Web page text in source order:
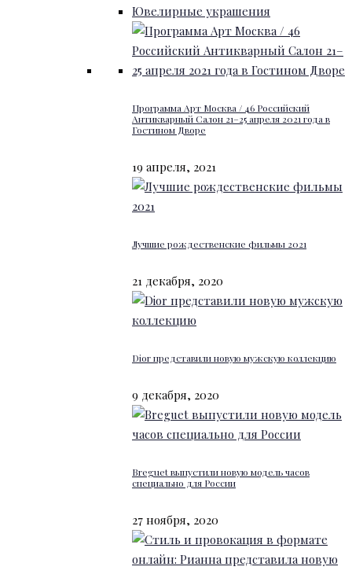
Ювелирные украшения
Программа Арт Москва / 46 Российский
Антикварный Салон 21–25 апреля 2021 года в
Гостином Дворе
19 апреля, 2021
Лучшие рождественские фильмы 2021
21 декабря, 2020
Dior представили новую мужскую коллекцию
9 декабря, 2020
Breguet выпустили новую модель часов
специально для России
27 ноября, 2020